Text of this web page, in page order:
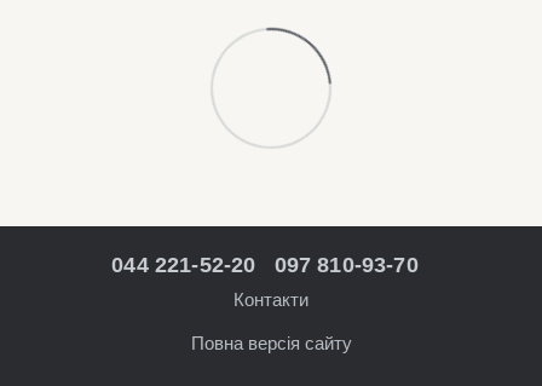
044 221-52-20 097 810-93-70
Контакти
Повна версія сайту